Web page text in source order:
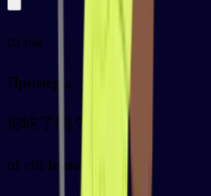
to eat
Примеры
你吃了吗？
nǐ chī le ma ？